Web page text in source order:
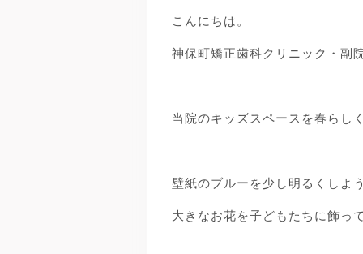
こんにちは。
神保町矯正歯科クリニック・副
当院のキッズスペースを春らし
壁紙のブルーを少し明るくしよ
大きなお花を子どもたちに飾っ